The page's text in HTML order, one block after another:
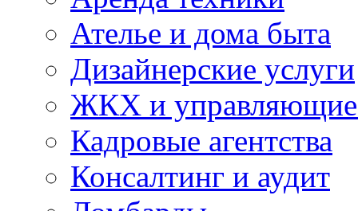
Ателье и дома быта
Дизайнерские услуги
ЖКХ и управляющие
Кадровые агентства
Консалтинг и аудит